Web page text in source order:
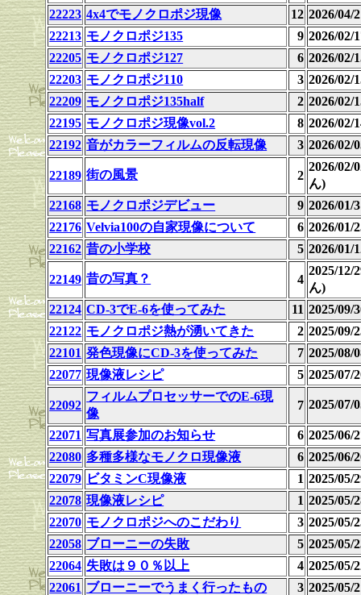
22223 4x4でモノクロポジ現像 12 2026/04/
22213 モノクロポジ135 9 2026/02/
22205 モノクロポジ127 6 2026/02/
22203 モノクロポジ110 3 2026/02/
22209 モノクロポジ135half 2 2026/02/
22195 モノクロポジ現像vol.2 8 2026/02/
22192 音がカラーフィルムの反転現像 3 2026/02/
22189 街の風景 2
2026/02/
ん)
22168 モノクロポジデビュー 9 2026/01/
22176 Velvia100の自家現像について 6 2026/01/
22162 昔の小学校 5 2026/01/
22149 昔の写真？ 4
2025/12/
ん)
22124 CD-3でE-6を使ってみた 11 2025/09/
22122 モノクロポジ熱が湧いてきた 2 2025/09/
22101 発色現像にCD-3を使ってみた 7 2025/08/
22077 現像液レシピ 5 2025/07/
22092
フィルムプロセッサーでのE-6現
像
7 2025/07/
22071 写真展参加のお知らせ 6 2025/06/
22080 多種多様なモノクロ現像液 6 2025/06/
22079 ビタミンC現像液 1 2025/05/
22078 現像液レシピ 1 2025/05/
22070 モノクロポジへのこだわり 3 2025/05/
22058 ブローニーの失敗 5 2025/05/
22064 失敗は９０％以上 4 2025/05/
22061 ブローニーでうまく行ったもの 3 2025/05/